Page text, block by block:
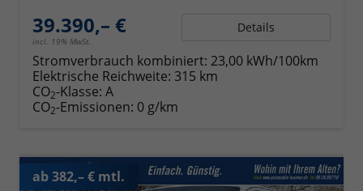
39.390,– €
incl. 19% MwSt.
Details
Stromverbrauch kombiniert: 23,00 kWh/100km
Elektrische Reichweite: 315 km
CO2-Klasse: A
CO2-Emissionen: 0 g/km
ab 382,– € mtl.